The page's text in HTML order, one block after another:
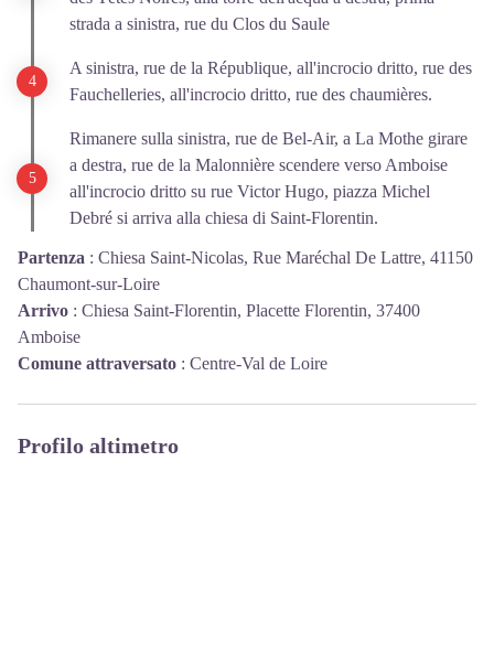
strada a sinistra, rue du Clos du Saule
A sinistra, rue de la République, all'incrocio dritto, rue des
Fauchelleries, all'incrocio dritto, rue des chaumières.
Rimanere sulla sinistra, rue de Bel-Air, a La Mothe girare
a destra, rue de la Malonnière scendere verso Amboise
all'incrocio dritto su rue Victor Hugo, piazza Michel
Debré si arriva alla chiesa di Saint-Florentin.
Partenza : Chiesa Saint-Nicolas, Rue Maréchal De Lattre, 41150
Chaumont-sur-Loire
Arrivo : Chiesa Saint-Florentin, Placette Florentin, 37400
Amboise
Comune attraversato : Centre-Val de Loire
Profilo altimetro